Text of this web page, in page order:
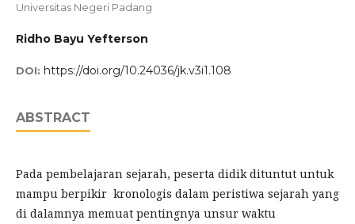
Universitas Negeri Padang
Ridho Bayu Yefterson
DOI: https://doi.org/10.24036/jk.v3i1.108
ABSTRACT
Pada pembelajaran sejarah, peserta didik dituntut untuk
mampu berpikir kronologis dalam peristiwa sejarah yang
di dalamnya memuat pentingnya unsur waktu